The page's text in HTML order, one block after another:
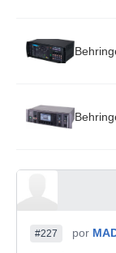
#227 por